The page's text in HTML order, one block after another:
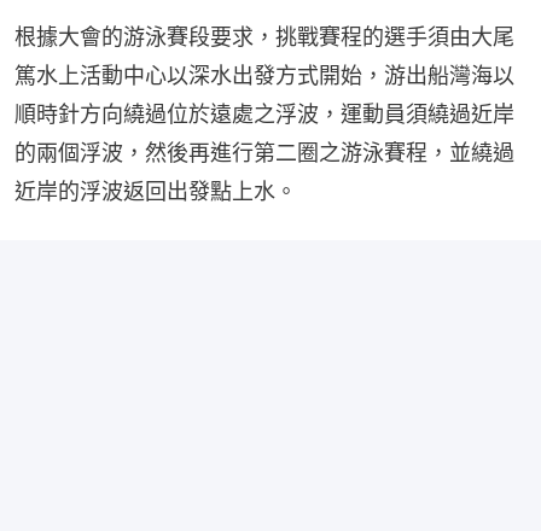
根據大會的游泳賽段要求，挑戰賽程的選手須由大尾
篤水上活動中心以深水出發方式開始，游出船灣海以
順時針方向繞過位於遠處之浮波，運動員須繞過近岸
的兩個浮波，然後再進行第二圈之游泳賽程，並繞過
近岸的浮波返回出發點上水。